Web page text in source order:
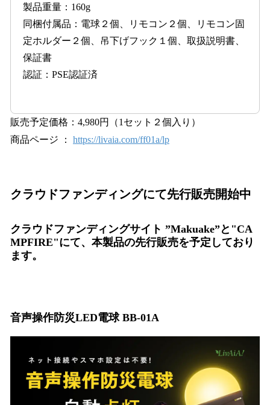
製品重量：160g
同梱付属品：電球２個、リモコン２個、リモコン固
定ホルダー２個、吊下げフック１個、取扱説明書、
保証書
認証：PSE認証済
販売予定価格：4,980円（1セット２個入り）
商品ページ ： https://livaia.com/ff01a/lp
クラウドファンディングにて先行販売開始中
クラウドファンディングサイト ”Makuake”と"CA
MPFIRE"にて、本製品の先行販売を予定しており
ます。
音声操作防災LED電球 BB-01A